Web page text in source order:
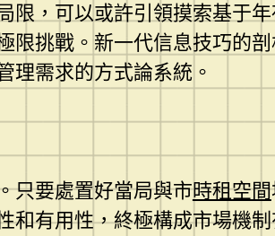
限，可以或許引領摸索基于
挑戰。新一代信息技巧的
理需求的方式論系統。
只要處置好當局與市時租空間
和有用性，終極構成市場機